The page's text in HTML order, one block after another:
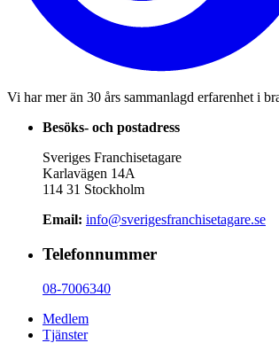
Vi har mer än 30 års sammanlagd erfarenhet i
Besöks- och postadress
Sveriges Franchisetagare
Karlavägen 14A
114 31 Stockholm
Email: info@sverigesfranchisetagare.se
Telefonnummer
08-7006340
Medlem
Tjänster